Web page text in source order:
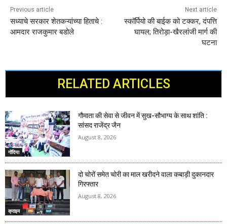
Previous article
सध्याचे सरकार शेतकऱ्यांच्या हिताचे :
आमदार राजकुमार बडोले
Next article
स्कॉर्पियो की बाईक को टक्कर, दंपत्ति
घायल; तिरोड़ा-खैरलांजी मार्ग की
घटना
RELATED ARTICLES
गोंदिया
गौमाता की सेवा से जीवन में सुख-सौभाग्य के साथ शांति :
सांसद राजेंद्र जैन
August 8, 2026
क्राइम
दो चोरों समेत चोरी का माल खरीदने वाला कबाड़ी दुकानदार
गिरफ्तार
August 8, 2026